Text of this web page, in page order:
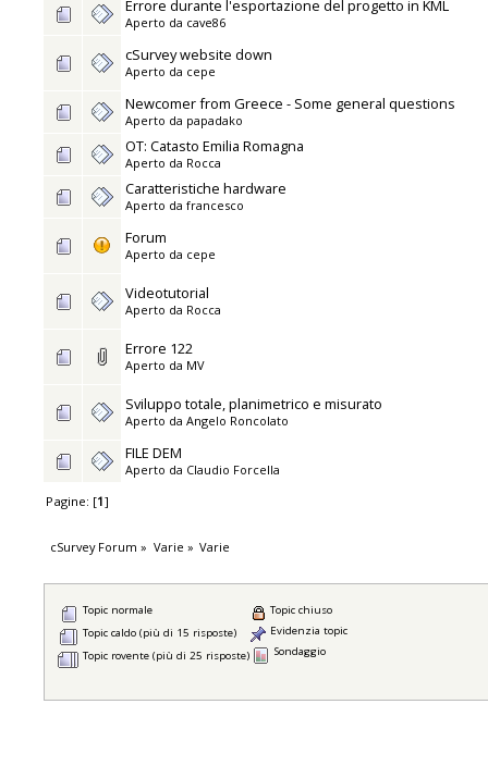
Errore durante l'esportazione del progetto in KML
Aperto da cave86
cSurvey website down
Aperto da cepe
Newcomer from Greece - Some general questions
Aperto da papadako
OT: Catasto Emilia Romagna
Aperto da Rocca
Caratteristiche hardware
Aperto da francesco
Forum
Aperto da cepe
Videotutorial
Aperto da Rocca
Errore 122
Aperto da MV
Sviluppo totale, planimetrico e misurato
Aperto da Angelo Roncolato
FILE DEM
Aperto da Claudio Forcella
Pagine: [1]
cSurvey Forum » Varie » Varie
Topic normale
Topic caldo (più di 15 risposte)
Topic rovente (più di 25 risposte)
Topic chiuso
Evidenzia topic
Sondaggio